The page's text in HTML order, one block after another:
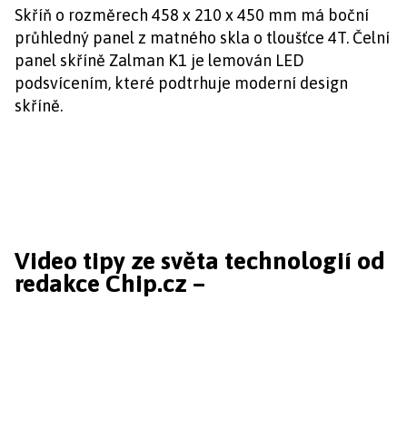
Skříň o rozměrech 458 x 210 x 450 mm má boční
průhledný panel z matného skla o tloušťce 4T. Čelní
panel skříně Zalman K1 je lemován LED
podsvícením, které podtrhuje moderní design
skříně.
Video tipy ze světa technologií od
redakce Chip.cz –